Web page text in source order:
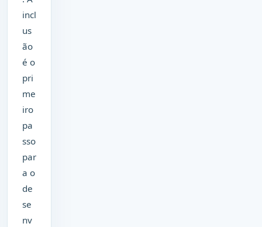
incl
us
ão
é o
pri
me
iro
pa
sso
par
a o
de
se
nv